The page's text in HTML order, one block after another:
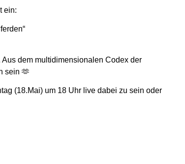
ein:
dem multidimensionalen Codex der
sein 🫶
(18.Mai) um 18 Uhr live dabei zu sein oder